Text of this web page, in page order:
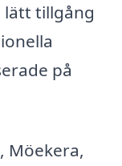
lätt tillgång
på
, Möekera,